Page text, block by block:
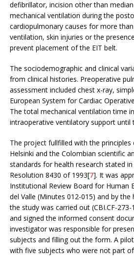
defibrillator, incision other than
mechanical ventilation during the
cardiopulmonary causes for more
ventilation, skin injuries or the
prevent placement of the EIT belt.
The sociodemographic and clinical
from clinical histories. Preoperative
assessment included chest x-ray,
European System for Cardiac
The total mechanical ventilation time
intraoperative ventilatory support until
The project fullfilled with the
Helsinki and the Colombian scientific
standards for health research stated
Resolution 8430 of 1993[7]. It was
Institutional Review Board for Human
del Valle (Minutes 012-015) and by
the study was carried out (CBI.CF-
and signed the informed consent
investigator was responsible for
subjects and filling out the form. A
with five subjects who were not part